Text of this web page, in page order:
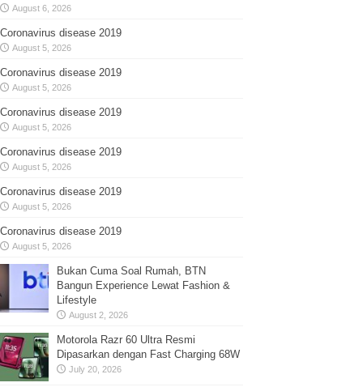
August 6, 2026
Coronavirus disease 2019
August 5, 2026
Coronavirus disease 2019
August 5, 2026
Coronavirus disease 2019
August 5, 2026
Coronavirus disease 2019
August 5, 2026
Coronavirus disease 2019
August 5, 2026
Coronavirus disease 2019
August 5, 2026
Bukan Cuma Soal Rumah, BTN
Bangun Experience Lewat Fashion &
Lifestyle
August 2, 2026
Motorola Razr 60 Ultra Resmi
Dipasarkan dengan Fast Charging 68W
July 20, 2026